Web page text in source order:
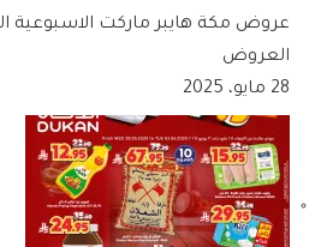
العروض
28 مايو، 2025